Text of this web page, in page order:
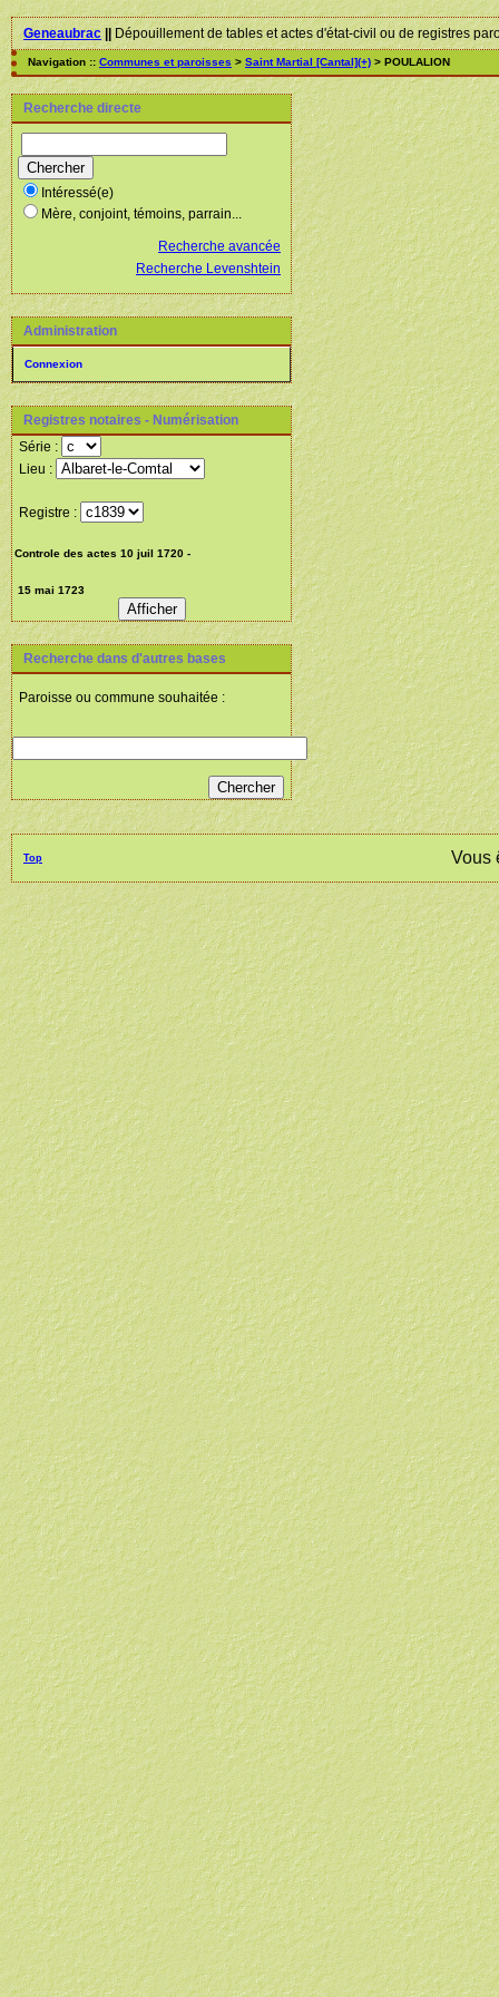
Geneaubrac||Dépouillement de tables et actes d'état-civil ou de registres
Navigation :: Communes et paroisses > Saint Martial [Cantal](+) > POULALION
Recherche directe
Intéressé(e)
Mère, conjoint, témoins, parrain...
Recherche avancée
Recherche Levenshtein
Administration
Connexion
Registres notaires - Numérisation
Série :
Lieu :
Registre :
Recherche dans d'autres bases
Paroisse ou commune souhaitée :
Top Vous